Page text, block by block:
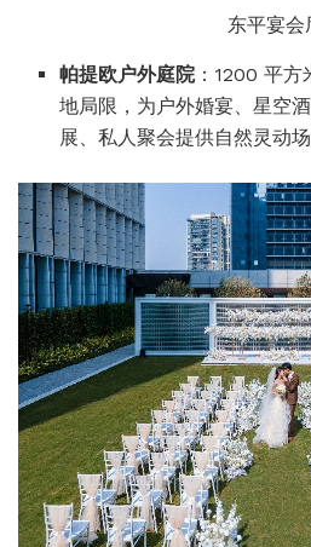
东平宴会
帕提欧户外庭院：1200 平方
地局限，为户外婚宴、星空
展、私人聚会提供自然灵动场